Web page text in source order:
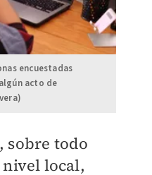
encuestadas
acto de
sobre todo
nivel local,